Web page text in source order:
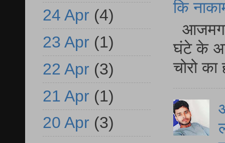
कि
घंटे के
चोरो
24 Apr (4)
23 Apr (1)
22 Apr (3)
21 Apr (1)
20 Apr (3)